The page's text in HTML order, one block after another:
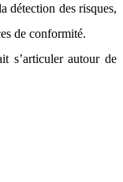
détection des risques,
de conformité.
s’articuler autour de